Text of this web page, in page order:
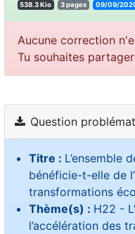
538.3 Kio 3 pages 09/09/
Aucune correction
Tu souhaites
Question
Titre : L’ensemble
bénéficie-t-elle de
transformations
Thème(s) : H22 -
l’accélération des